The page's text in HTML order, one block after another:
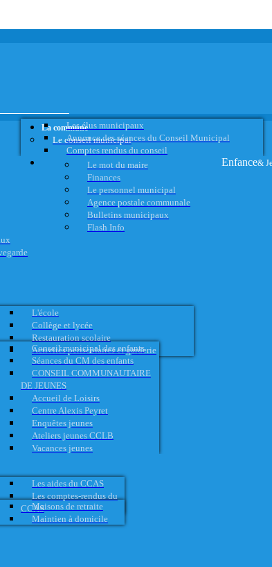
La commune
Le conseil municipal
Les élus municipaux
Annonce des séances du Conseil Municipal
Comptes rendus du conseil
Le mot du maire
Finances
Le personnel municipal
Agence postale communale
Bulletins municipaux
Flash Info
Enfance&
L'école
Collège et lycée
Restauration scolaire
Activités périscolaires et garderie
Conseil municipal des enfants
Séances du CM des enfants
CONSEIL COMMUNAUTAIRE
DE JEUNES
Accueil de Loisirs
Centre Alexis Peyret
Enquêtes jeunes
Ateliers jeunes CCLB
Vacances jeunes
Les aides du CCAS
Les comptes-rendus du
CCASMaisons de retraite
Maintien à domicile